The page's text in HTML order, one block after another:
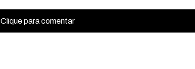
Clique para comentar